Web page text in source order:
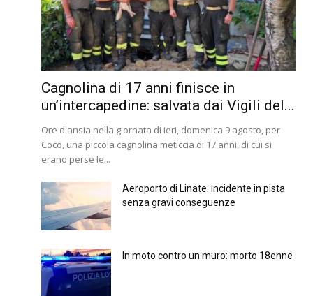
Cagnolina di 17 anni finisce in
un’intercapedine: salvata dai Vigili del...
Ore d'ansia nella giornata di ieri, domenica 9 agosto, per
Coco, una piccola cagnolina meticcia di 17 anni, di cui si
erano perse le...
Aeroporto di Linate: incidente in pista
senza gravi conseguenze
In moto contro un muro: morto 18enne